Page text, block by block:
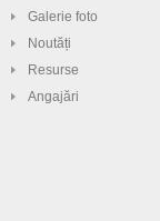
Galerie foto
Noutăți
Resurse
Angajări